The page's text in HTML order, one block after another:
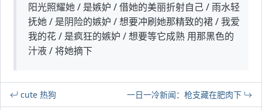
阳光照耀她 / 是嫉妒 / 借她的美丽折射自己 / 雨水轻
抚她 / 是阴险的嫉妒 / 想要冲刷她那精致的裙 / 我爱
我的花 / 是疯狂的嫉妒 / 想要等它成熟 用那黑色的
汁液 / 将她摘下
cute 热狗 一日一冷新闻：枪支藏在肥肉下